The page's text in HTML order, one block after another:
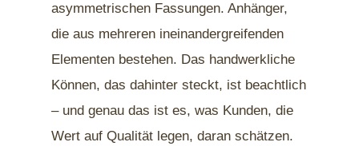
asymmetrischen Fassungen. Anhänger,
die aus mehreren ineinandergreifenden
Elementen bestehen. Das handwerkliche
Können, das dahinter steckt, ist beachtlich
– und genau das ist es, was Kunden, die
Wert auf Qualität legen, daran schätzen.